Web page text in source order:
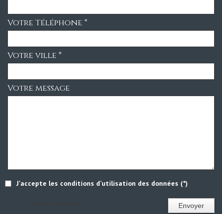
Votre Téléphone *
Votre ville *
Votre message
J'accepte les conditions d'utilisation des données (*)
Envoyer